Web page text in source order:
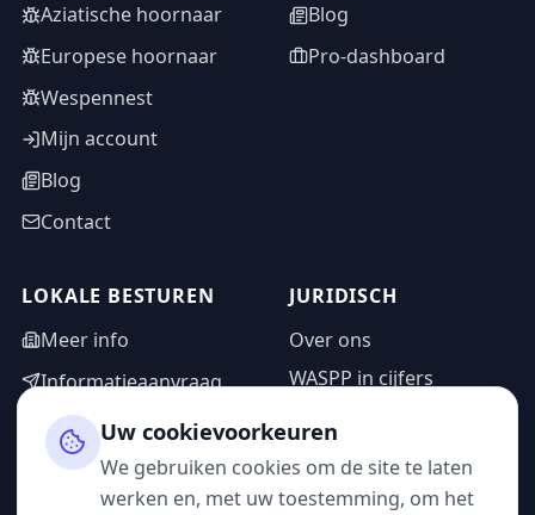
Aziatische hoornaar
Europese hoornaar
Wespennest
Mijn account
Blog
Contact
Blog
Pro-dashboard
LOKALE BESTUREN
Meer info
Informatieaanvraag
Adminzone
JURIDISCH
Over ons
WASPP in cijfers
Privacybeleid
Gebruiksvoorwaarden
Uw cookievoorkeuren
We gebruiken cookies om de site te laten
werken en, met uw toestemming, om het